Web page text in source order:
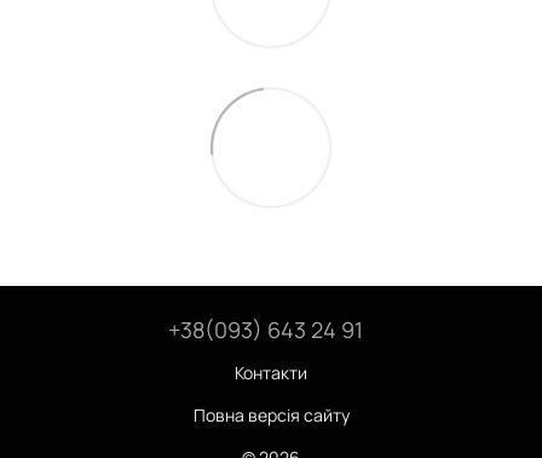
+38(093) 643 24 91
Контакти
Повна версія сайту